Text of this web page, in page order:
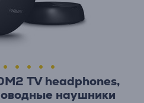
TV headphones,
наушники